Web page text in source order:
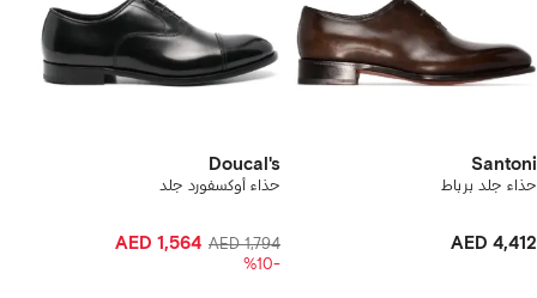
Santoni
حذاء جلد برباط
AED 4,412
Doucal's
حذاء أوكسفورد جلد
AED 1,794
AED 1,564
-%10